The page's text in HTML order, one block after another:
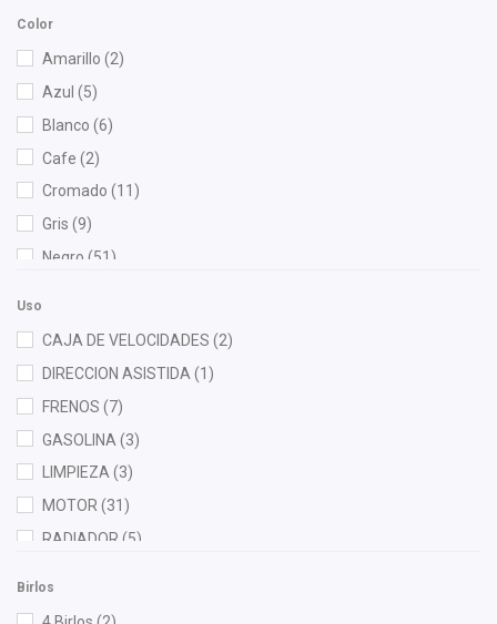
FP(2)
Fritec(4)
Gates(1)
Gogo Parts(1)
Gonher(4)
Hella(3)
Herta(2)
Color
Amarillo (2)
Azul (5)
Blanco (6)
Cafe (2)
Cromado (11)
Gris (9)
Negro (51)
Uso
CAJA DE VELOCIDADES (2)
DIRECCION ASISTIDA (1)
FRENOS (7)
GASOLINA (3)
LIMPIEZA(3)
MOTOR(31)
RADIADOR (5)
Birlos